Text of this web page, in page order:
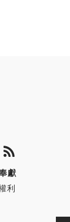
獻
利